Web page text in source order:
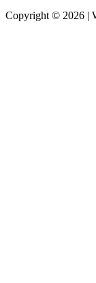
Copyright © 2026 |